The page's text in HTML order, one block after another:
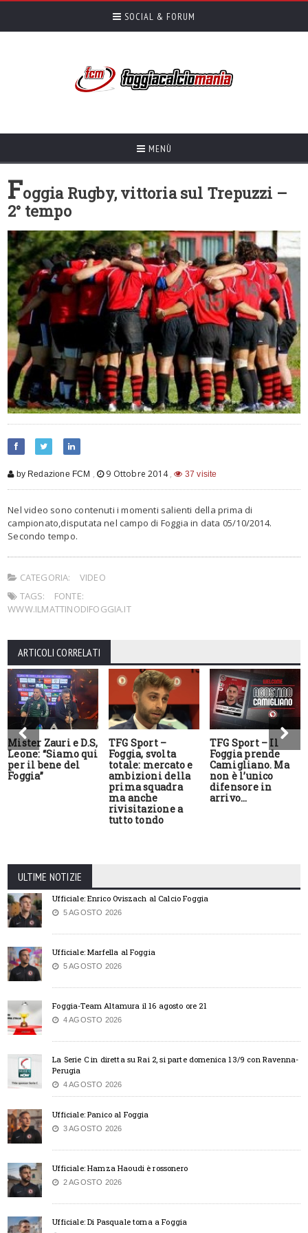
SOCIAL & FORUM
MENÙ
Foggia Rugby, vittoria sul Trepuzzi –
2° tempo
by Redazione FCM , 9 Ottobre 2014, 37 visite
Nel video sono contenuti i momenti salienti della prima di
campionato,disputata nel campo di Foggia in data 05/10/2014.
Secondo tempo.
CATEGORIA:
VIDEO
TAGS:
FONTE:
WWW.ILMATTINODIFOGGIA.IT
ARTICOLI CORRELATI
Mister Zauri e D.S,
Leone: “Siamo qui
per il bene del
Foggia”
TFG Sport –
Foggia, svolta
totale: mercato e
ambizioni della
prima squadra
ma anche
rivisitazione a
tutto tondo
TFG Sport – Il
Foggia prende
Camigliano. Ma
non è l’unico
difensore in
arrivo…
ULTIME NOTIZIE
Ufficiale: Enrico Oviszach al Calcio Foggia
5 AGOSTO 2026
Ufficiale: Marfella al Foggia
5 AGOSTO 2026
Foggia-Team Altamura il 16 agosto ore 21
4 AGOSTO 2026
La Serie C in diretta su Rai 2, si parte domenica 13/9 con Ravenna-
Perugia
4 AGOSTO 2026
Ufficiale: Panico al Foggia
3 AGOSTO 2026
Ufficiale: Hamza Haoudi è rossonero
2 AGOSTO 2026
Ufficiale: Di Pasquale torna a Foggia